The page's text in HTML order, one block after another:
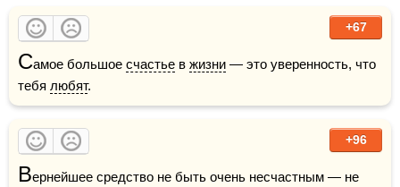
+67
Самое большое счастье в жизни — это уверенность, что
тебя любят.
+96
Вернейшее средство не быть очень несчастным — не